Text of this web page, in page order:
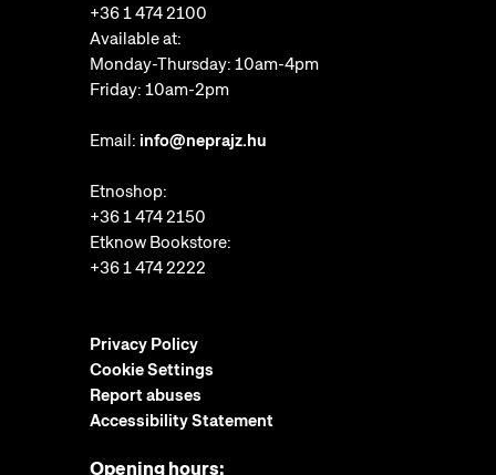
+36 1 474 2100
Available at:
Monday-Thursday: 10am-4pm
Friday: 10am-2pm
Email: info@neprajz.hu
Etnoshop:
+36 1 474 2150
Etknow Bookstore:
+36 1 474 2222
Privacy Policy
Cookie Settings
Report abuses
Accessibility Statement
Opening hours: